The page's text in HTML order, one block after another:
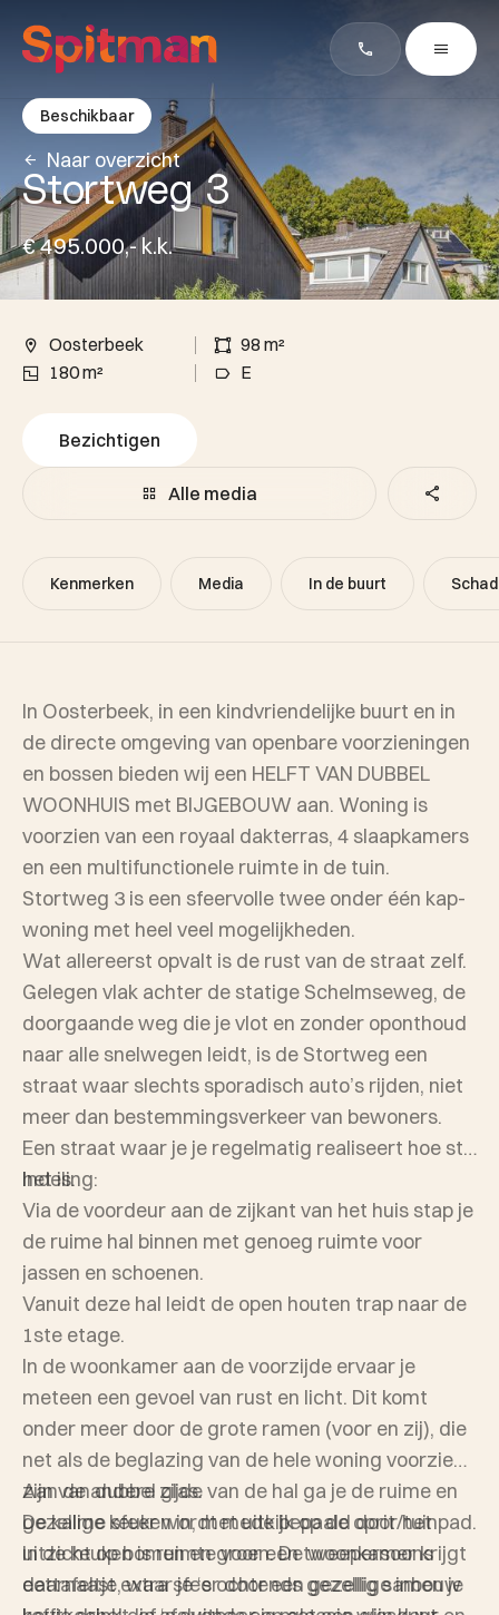
Naar overzicht
Beschikbaar
Stortweg 3
€ 495.000,- k.k.
Oosterbeek
98 m²
180 m²
E
Bezichtigen
Alle media
Kenmerken Media In de buurt
In Oosterbeek, in een kindvriendelijke buurt en in
de directe omgeving van openbare voorzieningen
en bossen bieden wij een HELFT VAN DUBBEL
WOONHUIS met BIJGEBOUW aan. Woning is
voorzien van een royaal dakterras, 4 slaapkamers
en een multifunctionele ruimte in de tuin.
Stortweg 3 is een sfeervolle twee onder één kap-
woning met heel veel mogelijkheden.
Wat allereerst opvalt is de rust van de straat zelf.
Gelegen vlak achter de statige Schelmseweg, de
doorgaande weg die je vlot en zonder oponthoud
naar alle snelwegen leidt, is de Stortweg een
straat waar slechts sporadisch auto’s rijden, niet
meer dan bestemmingsverkeer van bewoners.
Een straat waar je je regelmatig realiseert hoe stil
het is.
Indeling:
Via de voordeur aan de zijkant van het huis stap je
de ruime hal binnen met genoeg ruimte voor
jassen en schoenen.
Vanuit deze hal leidt de open houten trap naar de
1ste etage.
In de woonkamer aan de voorzijde ervaar je
meteen een gevoel van rust en licht. Dit komt
onder meer door de grote ramen (voor en zij), die
net als de beglazing van de hele woning voorzien
zijn van dubbel glas.
De kalme sfeer wordt mede bepaald door het
uitzicht op bomen en groen. De woonkamer krijgt
daarnaast extra sfeer door een gezellige inbouw
Aan de andere zijde van de hal ga je de ruime en
gezellige keuken in, met uitkijk op de oprit/tuinpad.
In de keuken is ruimte voor een tweepersoons
eettafeltje, waar je ‘s ochtends gezellig samen je